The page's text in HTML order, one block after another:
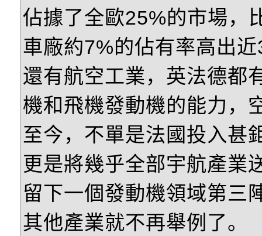
佔據了全歐25%的市場，
車廠約7%的佔有率高出
還有航空工業，英法德都
機和飛機發動機的能力，
至今，不單是法國投入甚
更是將幾乎全部宇航產業
留下一個發動機領域第三
其他產業就不再舉例了。